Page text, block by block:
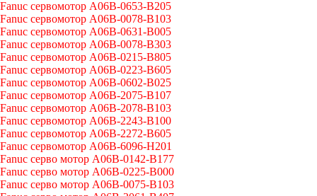
Fanuc сервомотор A06B-0653-B205
Fanuc сервомотор A06B-0078-B103
Fanuc сервомотор A06B-0631-B005
Fanuc сервомотор A06B-0078-B303
Fanuc сервомотор A06B-0215-B805
Fanuc сервомотор A06B-0223-B605
Fanuc сервомотор A06B-0602-B025
Fanuc сервомотор A06B-2075-B107
Fanuc сервомотор A06B-2078-B103
Fanuc сервомотор A06B-2243-B100
Fanuc сервомотор A06B-2272-B605
Fanuc сервомотор A06B-6096-H201
Fanuc серво мотор A06B-0142-B177
Fanuc серво мотор A06B-0225-B000
Fanuc серво мотор A06B-0075-B103